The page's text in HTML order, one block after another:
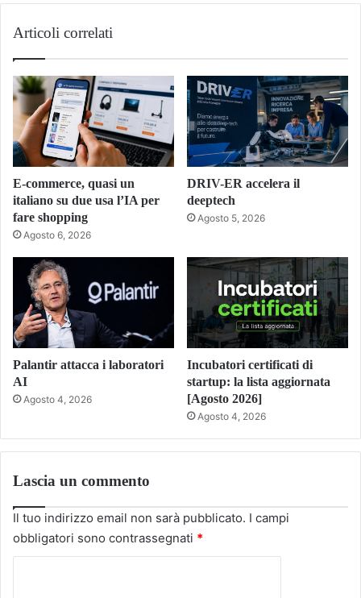
Articoli correlati
E-commerce, quasi un
italiano su due usa l’IA per
fare shopping
Agosto 6, 2026
DRIV-ER accelera il
deeptech
Agosto 5, 2026
Palantir attacca i laboratori
AI
Agosto 4, 2026
Incubatori certificati di
startup: la lista aggiornata
[Agosto 2026]
Agosto 4, 2026
Lascia un commento
Il tuo indirizzo email non sarà pubblicato. I campi
obbligatori sono contrassegnati *